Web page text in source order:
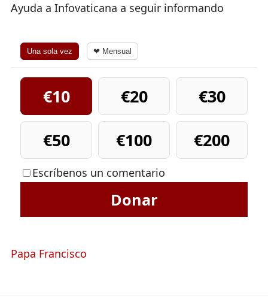
Ayuda a Infovaticana a seguir informando
Una sola vez ❤ Mensual
€10 €20
€30
€50
€100 €200
Escríbenos un comentario
Donar
Papa Francisco